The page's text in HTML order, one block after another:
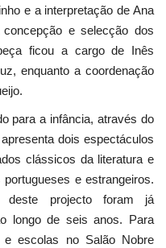
e a interpretação de Ana
e selecção dos
ficou a cargo de Inês
enquanto a coordenação
para a infância, através do
dois espectáculos
clássicos da literatura e
e estrangeiros.
deste projecto foram já
longo de seis anos. Para
escolas no Salão Nobre